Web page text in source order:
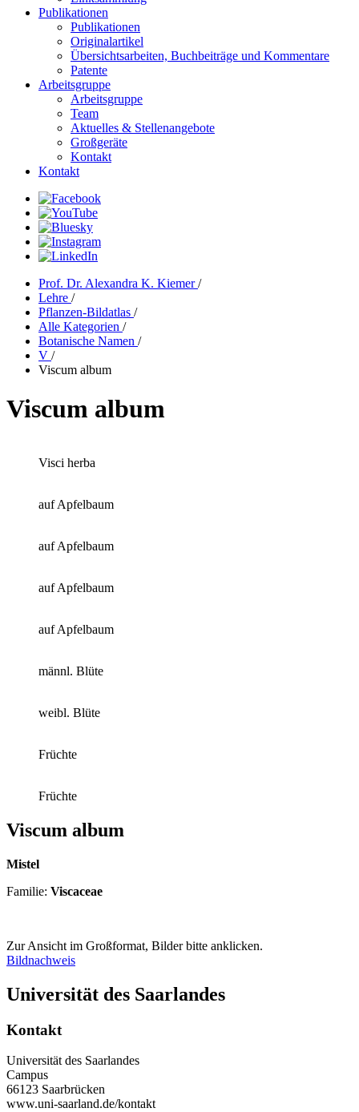
Publikationen
Publikationen
Originalartikel
Übersichtsarbeiten, Buchbeiträge und Kommentare
Patente
Arbeitsgruppe
Arbeitsgruppe
Team
Aktuelles & Stellenangebote
Großgeräte
Kontakt
Kontakt
Prof. Dr. Alexandra K. Kiemer/
Lehre /
Pflanzen-Bildatlas /
Alle Kategorien /
Botanische Namen /
V /
Viscum album
Viscum album
Visci herba
auf Apfelbaum
auf Apfelbaum
auf Apfelbaum
auf Apfelbaum
männl. Blüte
weibl. Blüte
Früchte
Früchte
Viscum album
Mistel
Familie: Viscaceae
Zur Ansicht im Großformat, Bilder bitte anklicken.
Bildnachweis
Universität des Saarlandes
Kontakt
Universität des Saarlandes
Campus
66123 Saarbrücken
www.uni-saarland.de/kontakt